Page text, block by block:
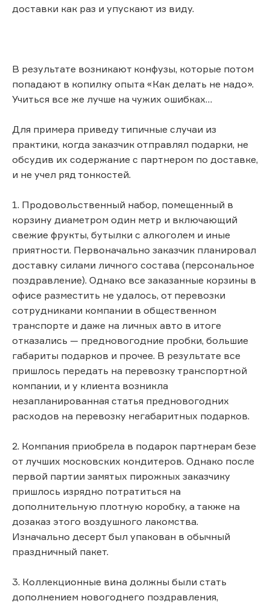
доставки как раз и упускают из виду.
В результате возникают конфузы, которые потом
попадают в копилку опыта «Как делать не надо».
Учиться все же лучше на чужих ошибках…
Для примера приведу типичные случаи из
практики, когда заказчик отправлял подарки, не
обсудив их содержание с партнером по доставке,
и не учел ряд тонкостей.
1. Продовольственный набор, помещенный в
корзину диаметром один метр и включающий
свежие фрукты, бутылки с алкоголем и иные
приятности. Первоначально заказчик планировал
доставку силами личного состава (персональное
поздравление). Однако все заказанные корзины в
офисе разместить не удалось, от перевозки
сотрудниками компании в общественном
транспорте и даже на личных авто в итоге
отказались — предновогодние пробки, большие
габариты подарков и прочее. В результате все
пришлось передать на перевозку транспортной
компании, и у клиента возникла
незапланированная статья предновогодних
расходов на перевозку негабаритных подарков.
2. Компания приобрела в подарок партнерам безе
от лучших московских кондитеров. Однако после
первой партии замятых пирожных заказчику
пришлось изрядно потратиться на
дополнительную плотную коробку, а также на
дозаказ этого воздушного лакомства.
Изначально десерт был упакован в обычный
праздничный пакет.
3. Коллекционные вина должны были стать
дополнением новогоднего поздравления,